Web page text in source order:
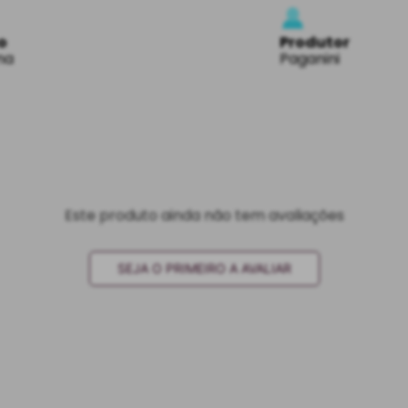
Produtor
Paganini
Este produto ainda não tem avaliações
SEJA O PRIMEIRO A AVALIAR